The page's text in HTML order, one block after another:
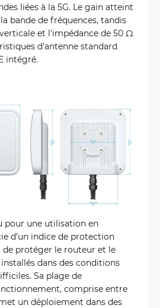
liées à la 5G. Le gain atteint
bande de fréquences, tandis
et l'impédance de 50 Ω
d'antenne standard
intégré.
pour une utilisation en
d’un indice de protection
de protéger le routeur et le
dans des conditions
Sa plage de
comprise entre
un déploiement dans des